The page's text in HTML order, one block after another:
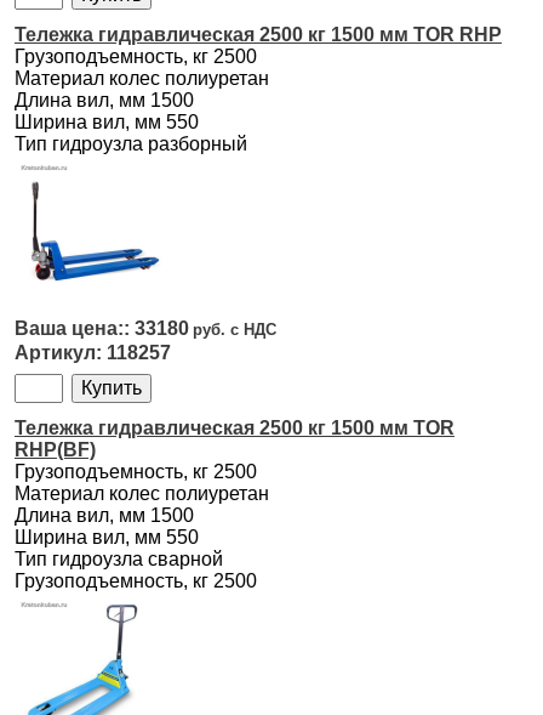
Тележка гидравлическая 2500 кг 1500 мм TOR RHP
Грузоподъемность, кг 2500
Материал колес полиуретан
Длина вил, мм 1500
Ширина вил, мм 550
Тип гидроузла разборный
33180
118257
Тележка гидравлическая 2500 кг 1500 мм TOR
RHP(BF)
Грузоподъемность, кг 2500
Материал колес полиуретан
Длина вил, мм 1500
Ширина вил, мм 550
Тип гидроузла сварной
Грузоподъемность, кг 2500